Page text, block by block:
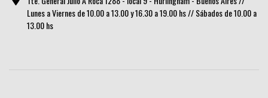
Lunes a Viernes de 10.00 a 13.00 y 16.30 a 19.00 hs // Sábados de 10.00 a
13.00 hs